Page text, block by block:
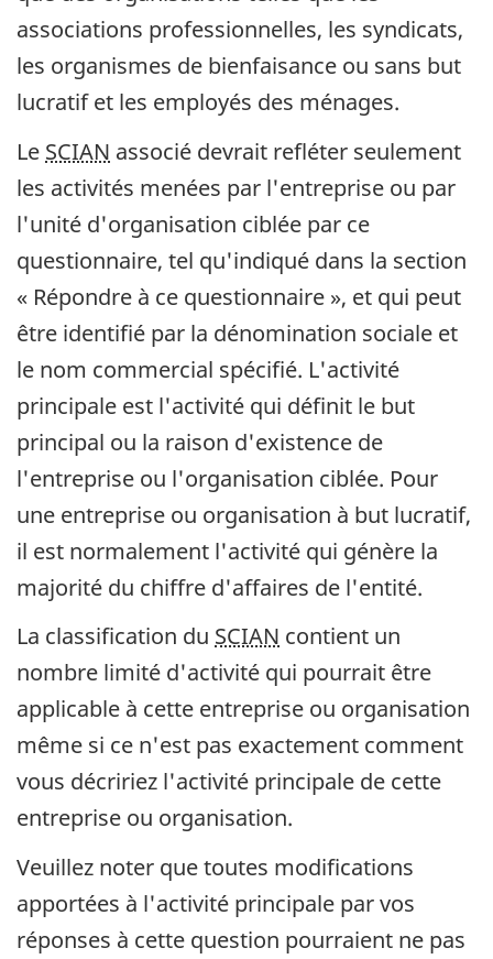
associations professionnelles, les syndicats,
les organismes de bienfaisance ou sans but
lucratif et les employés des ménages.
Le SCIAN associé devrait refléter seulement
les activités menées par l'entreprise ou par
l'unité d'organisation ciblée par ce
questionnaire, tel qu'indiqué dans la section
« Répondre à ce questionnaire », et qui peut
être identifié par la dénomination sociale et
le nom commercial spécifié. L'activité
principale est l'activité qui définit le but
principal ou la raison d'existence de
l'entreprise ou l'organisation ciblée. Pour
une entreprise ou organisation à but lucratif,
il est normalement l'activité qui génère la
majorité du chiffre d'affaires de l'entité.
La classification du SCIAN contient un
nombre limité d'activité qui pourrait être
applicable à cette entreprise ou organisation
même si ce n'est pas exactement comment
vous décririez l'activité principale de cette
entreprise ou organisation.
Veuillez noter que toutes modifications
apportées à l'activité principale par vos
réponses à cette question pourraient ne pas